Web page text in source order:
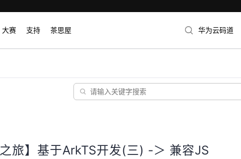
大赛 支持 茶思屋 华为云码道
旅】基于ArkTS开发(三) -＞ 兼容JS